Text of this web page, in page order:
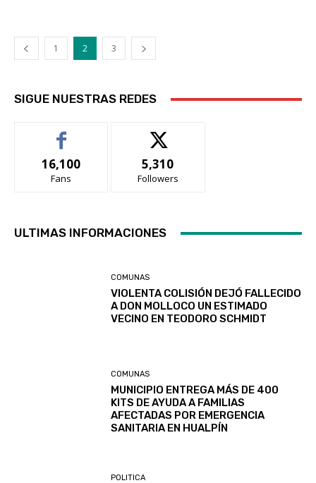
1 2 3
SIGUE NUESTRAS REDES
16,100
Fans
5,310
Followers
ULTIMAS INFORMACIONES
COMUNAS
VIOLENTA COLISIÓN DEJÓ FALLECIDO
A DON MOLLOCO UN ESTIMADO
VECINO EN TEODORO SCHMIDT
COMUNAS
MUNICIPIO ENTREGA MÁS DE 400
KITS DE AYUDA A FAMILIAS
AFECTADAS POR EMERGENCIA
SANITARIA EN HUALPÍN
POLITICA